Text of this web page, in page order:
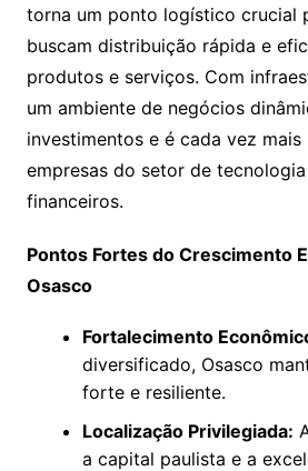
torna um ponto logístico crucial
buscam distribuição rápida e
produtos e serviços. Com
um ambiente de negócios
investimentos e é cada vez
empresas do setor de
financeiros.
Pontos Fortes do Crescimento
Osasco
Fortalecimento
diversificado, Osasco
forte e resiliente.
Localização Privilegiada:
a capital paulista e a